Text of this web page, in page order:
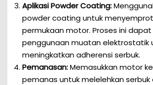
Aplikasi Powder Coating:
powder coating untuk
permukaan motor. Proses ini
penggunaan muatan elektrostatik
meningkatkan adherensi serbuk.
Pemanasan:Memasukkan motor
pemanas untuk melelehkan